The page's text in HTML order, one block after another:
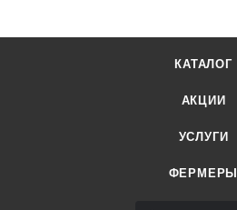
КАТАЛОГ
АКЦИИ
УСЛУГИ
ФЕРМЕРЫ